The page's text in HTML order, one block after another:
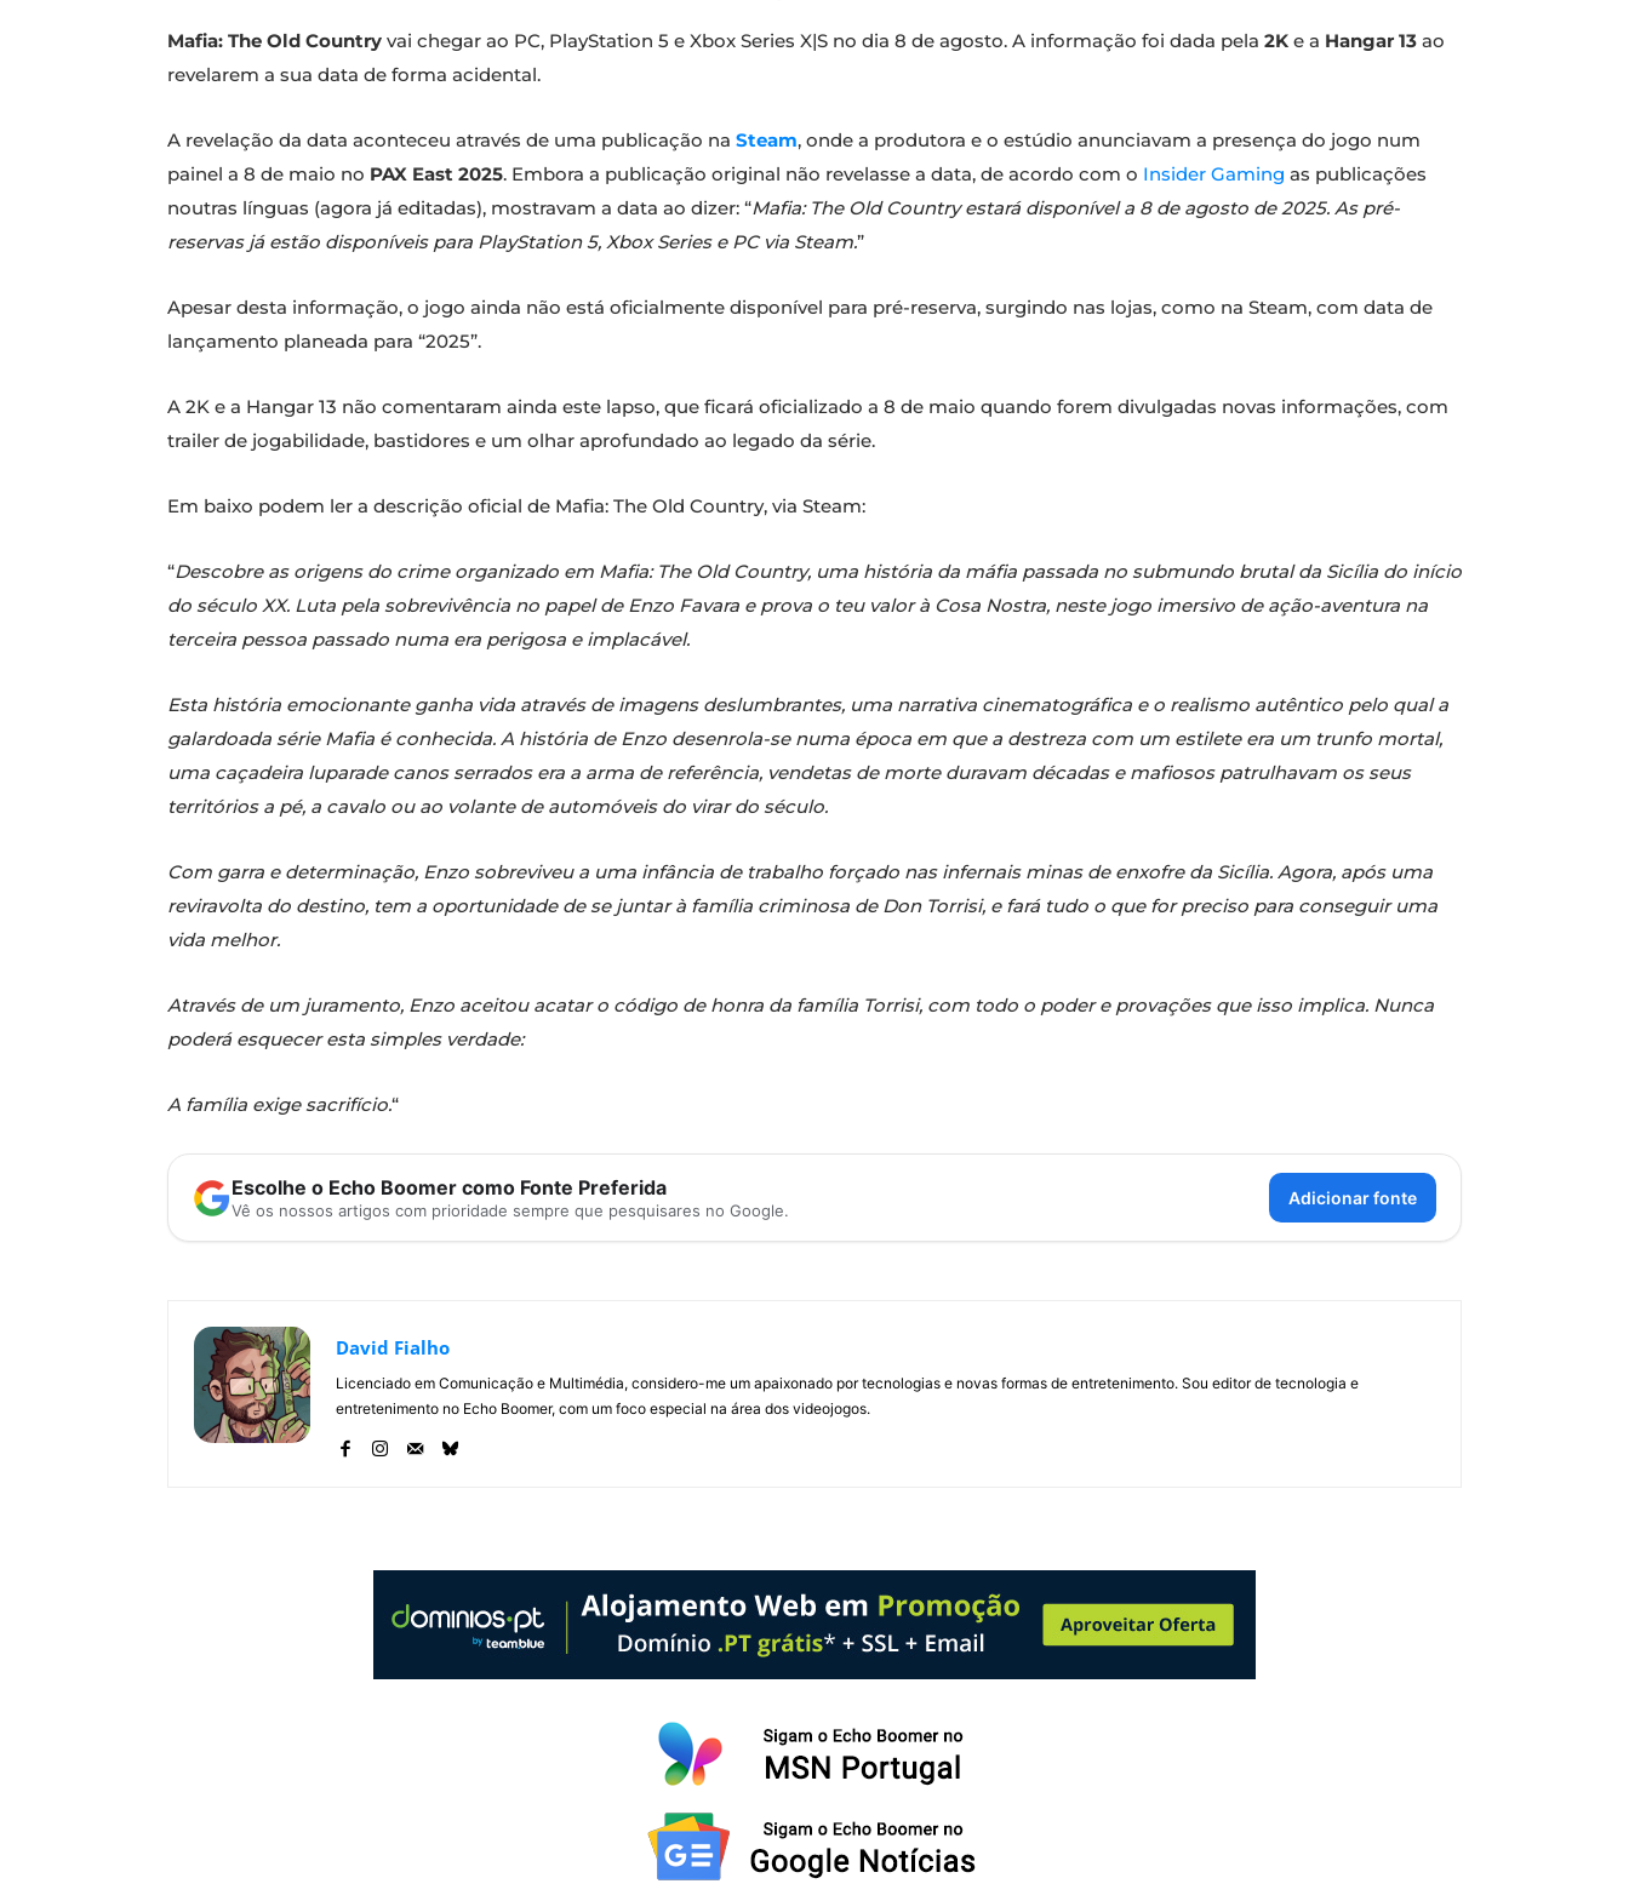
Mafia: The Old Country vai chegar ao PC, PlayStation 5 e Xbox Series X|S no dia 8 de agosto. A informação foi dada pela 2K e a Hangar 13 ao
revelarem a sua data de forma acidental.
A revelação da data aconteceu através de uma publicação na Steam, onde a produtora e o estúdio anunciavam a presença do jogo num
painel a 8 de maio no PAX East 2025. Embora a publicação original não revelasse a data, de acordo com o Insider Gaming as publicações
noutras línguas (agora já editadas), mostravam a data ao dizer: “Mafia: The Old Country estará disponível a 8 de agosto de 2025. As pré-
reservas já estão disponíveis para PlayStation 5, Xbox Series e PC via Steam.”
Apesar desta informação, o jogo ainda não está oficialmente disponível para pré-reserva, surgindo nas lojas, como na Steam, com data de
lançamento planeada para “2025”.
A 2K e a Hangar 13 não comentaram ainda este lapso, que ficará oficializado a 8 de maio quando forem divulgadas novas informações, com
trailer de jogabilidade, bastidores e um olhar aprofundado ao legado da série.
Em baixo podem ler a descrição oficial de Mafia: The Old Country, via Steam:
“Descobre as origens do crime organizado em Mafia: The Old Country, uma história da máfia passada no submundo brutal da Sicília do início
do século XX. Luta pela sobrevivência no papel de Enzo Favara e prova o teu valor à Cosa Nostra, neste jogo imersivo de ação-aventura na
terceira pessoa passado numa era perigosa e implacável.
Esta história emocionante ganha vida através de imagens deslumbrantes, uma narrativa cinematográfica e o realismo autêntico pelo qual a
galardoada série Mafia é conhecida. A história de Enzo desenrola-se numa época em que a destreza com um estilete era um trunfo mortal,
uma caçadeira luparade canos serrados era a arma de referência, vendetas de morte duravam décadas e mafiosos patrulhavam os seus
territórios a pé, a cavalo ou ao volante de automóveis do virar do século.
Com garra e determinação, Enzo sobreviveu a uma infância de trabalho forçado nas infernais minas de enxofre da Sicília. Agora, após uma
reviravolta do destino, tem a oportunidade de se juntar à família criminosa de Don Torrisi, e fará tudo o que for preciso para conseguir uma
vida melhor.
Através de um juramento, Enzo aceitou acatar o código de honra da família Torrisi, com todo o poder e provações que isso implica. Nunca
poderá esquecer esta simples verdade:
A família exige sacrifício.“
Escolhe o Echo Boomer como Fonte Preferida
Vê os nossos artigos com prioridade sempre que pesquisares no Google.
Adicionar fonte
David Fialho
Licenciado em Comunicação e Multimédia, considero-me um apaixonado por tecnologias e novas formas de entretenimento. Sou editor de tecnologia e
entretenimento no Echo Boomer, com um foco especial na área dos videojogos.